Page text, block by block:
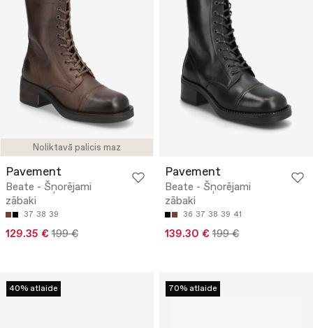
Noliktavā palicis maz
Pavement
Beate - Šņorējami
zābaki
37 38 39
129.35 € 199 €
Pavement
Beate - Šņorējami
zābaki
36 37 38 39 41
139.30 € 199 €
40% atlaide 70% atlaide